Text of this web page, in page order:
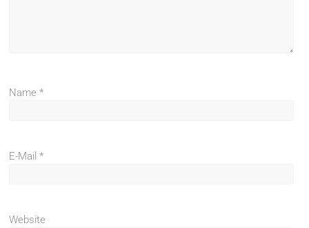
Name*
E-Mail*
Website